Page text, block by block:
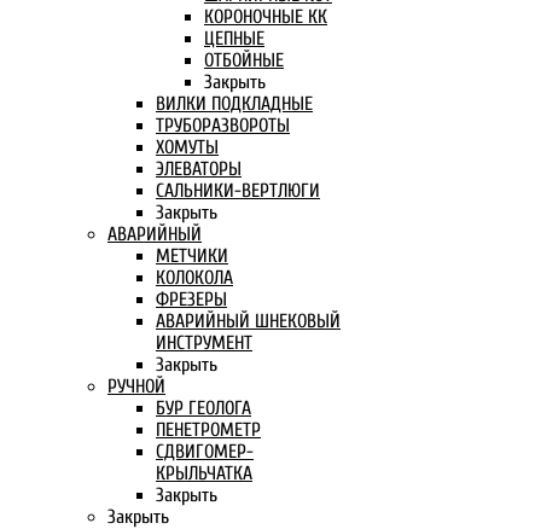
КОРОНОЧНЫЕ КК
ЦЕПНЫЕ
ОТБОЙНЫЕ
Закрыть
ВИЛКИ ПОДКЛАДНЫЕ
ТРУБОРАЗВОРОТЫ
ХОМУТЫ
ЭЛЕВАТОРЫ
САЛЬНИКИ-ВЕРТЛЮГИ
Закрыть
АВАРИЙНЫЙ
МЕТЧИКИ
КОЛОКОЛА
ФРЕЗЕРЫ
АВАРИЙНЫЙ ШНЕКОВЫЙ
ИНСТРУМЕНТ
Закрыть
РУЧНОЙ
БУР ГЕОЛОГА
ПЕНЕТРОМЕТР
СДВИГОМЕР-
КРЫЛЬЧАТКА
Закрыть
Закрыть